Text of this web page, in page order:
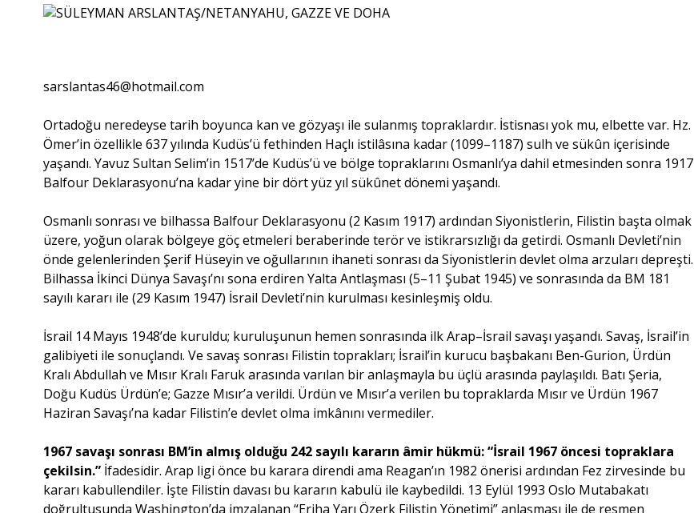
sarslantas46@hotmail.com
Ortadoğu neredeyse tarih boyunca kan ve gözyaşı ile sulanmış topraklardır. İstisnası yok mu, elbette var. Hz.
Ömer’in özellikle 637 yılında Kudüs’ü fethinden Haçlı istilâsına kadar (1099–1187) sulh ve sükûn içerisinde
yaşandı. Yavuz Sultan Selim’in 1517’de Kudüs’ü ve bölge topraklarını Osmanlı’ya dahil etmesinden sonra 1917
Balfour Deklarasyonu’na kadar yine bir dört yüz yıl sükûnet dönemi yaşandı.
Osmanlı sonrası ve bilhassa Balfour Deklarasyonu (2 Kasım 1917) ardından Siyonistlerin, Filistin başta olmak
üzere, yoğun olarak bölgeye göç etmeleri beraberinde terör ve istikrarsızlığı da getirdi. Osmanlı Devleti’nin
önde gelenlerinden Şerif Hüseyin ve oğullarının ihaneti sonrası da Siyonistlerin devlet olma arzuları depreşti.
Bilhassa İkinci Dünya Savaşı’nı sona erdiren Yalta Antlaşması (5–11 Şubat 1945) ve sonrasında da BM 181
sayılı kararı ile (29 Kasım 1947) İsrail Devleti’nin kurulması kesinleşmiş oldu.
İsrail 14 Mayıs 1948’de kuruldu; kuruluşunun hemen sonrasında ilk Arap–İsrail savaşı yaşandı. Savaş, İsrail’in
galibiyeti ile sonuçlandı. Ve savaş sonrası Filistin toprakları; İsrail’in kurucu başbakanı Ben-Gurion, Ürdün
Kralı Abdullah ve Mısır Kralı Faruk arasında varılan bir anlaşmayla bu üçlü arasında paylaşıldı. Batı Şeria,
Doğu Kudüs Ürdün’e; Gazze Mısır’a verildi. Ürdün ve Mısır’a verilen bu topraklarda Mısır ve Ürdün 1967
Haziran Savaşı’na kadar Filistin’e devlet olma imkânını vermediler.
1967 savaşı sonrası BM’in almış olduğu 242 sayılı kararın âmir hükmü: “İsrail 1967 öncesi topraklara
çekilsin.” İfadesidir. Arap ligi önce bu karara direndi ama Reagan’ın 1982 önerisi ardından Fez zirvesinde bu
kararı kabullendiler. İşte Filistin davası bu kararın kabulü ile kaybedildi. 13 Eylül 1993 Oslo Mutabakatı
doğrultusunda Washington’da imzalanan “Eriha Yarı Özerk Filistin Yönetimi” anlaşması ile de resmen